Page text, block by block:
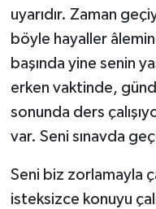
uyarıdır. Zaman
böyle hayaller
başında yine senin
erken vaktinde,
sonunda ders
var. Seni sınavda
Seni biz zorlamayla
isteksizce konuyu